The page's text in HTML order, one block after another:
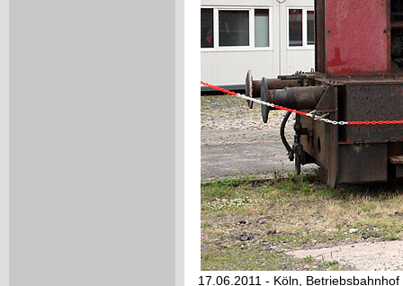
17.06.2011 - Köln, Betriebsbahnhof